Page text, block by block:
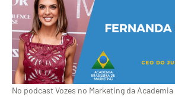
No podcast Vozes no Marketing da